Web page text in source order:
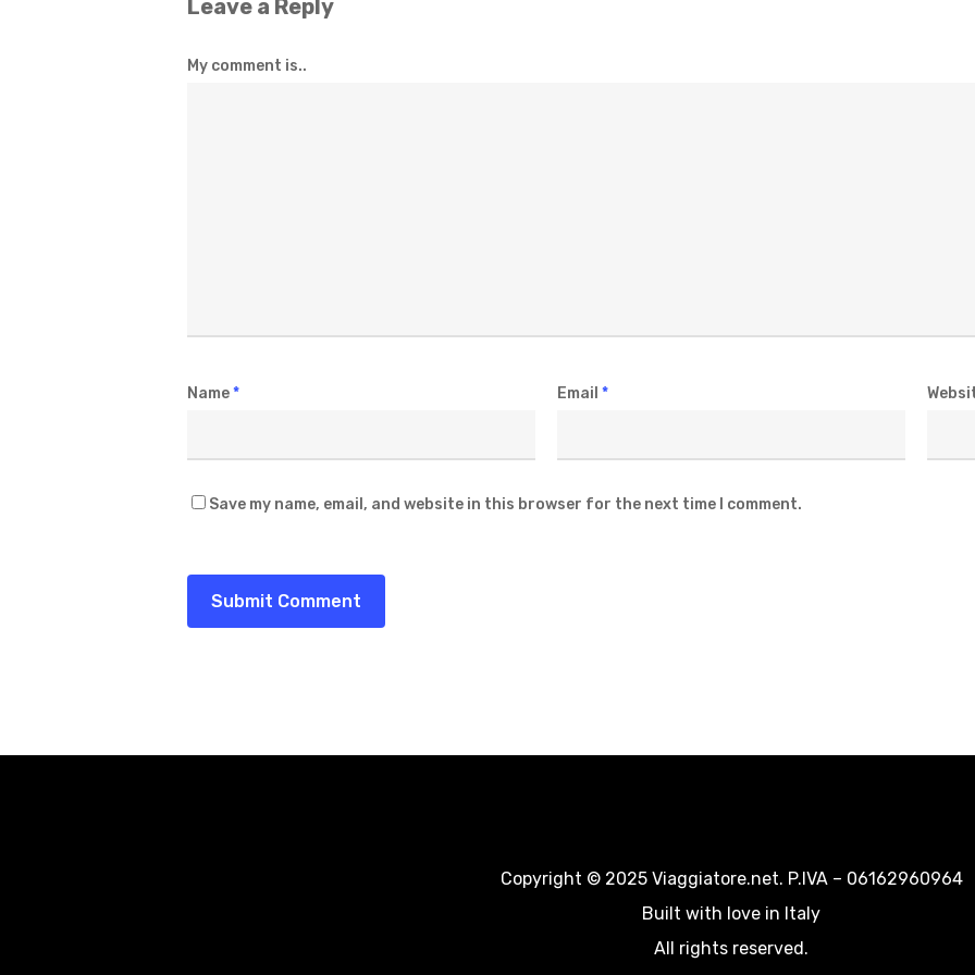
Leave a Reply
My comment is..
Name* Email *
Save my name, email, and website in this browser for the next time I comment.
Copyright © 2025 Viaggiatore.net. P.IVA – 06162960964
Built with love in Italy
All rights reserved.